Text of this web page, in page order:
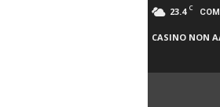
23.4 C
CASINO NON